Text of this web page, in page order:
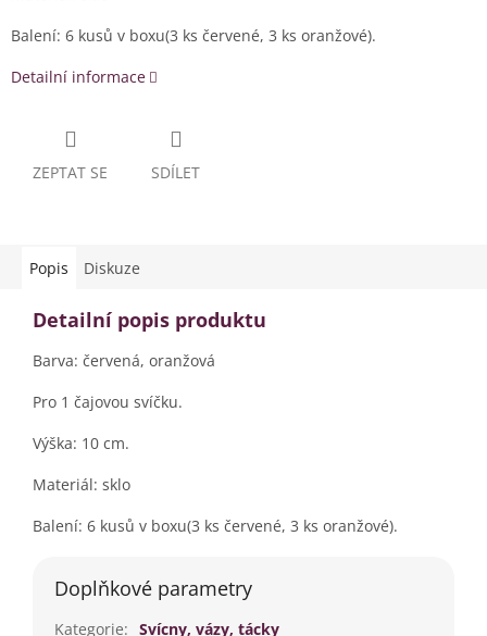
Balení: 6 kusů v boxu(3 ks červené, 3 ks oranžové).
Detailní informace
ZEPTAT SE SDÍLET
Popis Diskuze
Detailní popis produktu
Barva: červená, oranžová
Pro 1 čajovou svíčku.
Výška: 10 cm.
Materiál: sklo
Balení: 6 kusů v boxu(3 ks červené, 3 ks oranžové).
Doplňkové parametry
Kategorie: Svícny, vázy, tácky